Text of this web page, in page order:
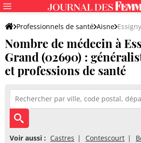
Professionnels de santé Aisne
Nombre de médecin à
Grand (02690) :
et professions de santé
Voir aussi : Castres Contescourt